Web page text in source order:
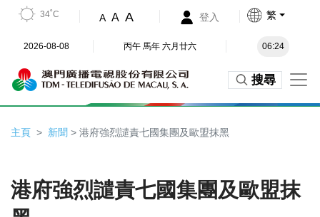
34˚C A A A 登入 繁
2026-08-08 丙午 馬年 六月廿六 06:24
搜尋
主頁 新聞 > 港府強烈譴責七國集團及歐盟抹黑
港府強烈譴責七國集團及歐盟抹